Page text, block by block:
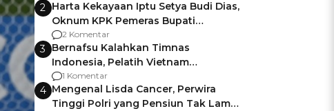
2 Harta Kekayaan Iptu Setya Budi Dias,
Oknum KPK Pemeras Bupati
Pemalang
2 Komentar
3 Bernafsu Kalahkan Timnas
Indonesia, Pelatih Vietnam
Berencana Pakai Jimat di Pakansari
1 Komentar
4 Mengenal Lisda Cancer, Perwira
Tinggi Polri yang Pensiun Tak Lama